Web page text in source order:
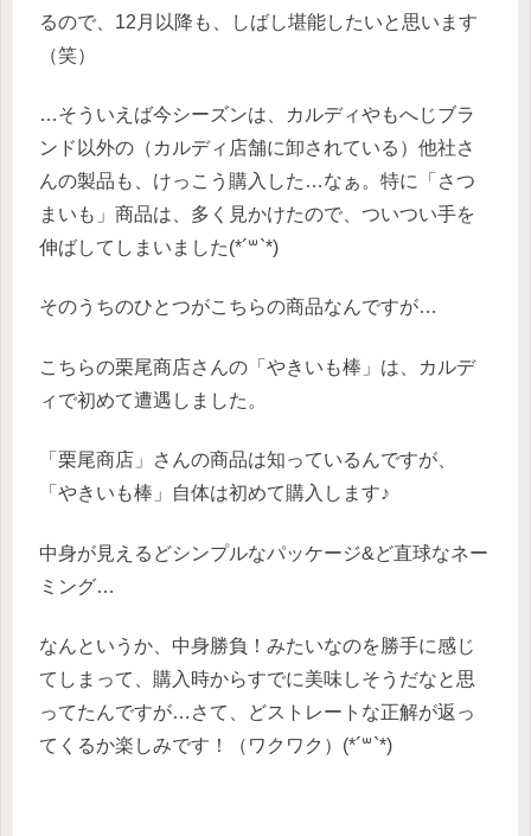
るので、12月以降も、しばし堪能したいと思います
（笑）
…そういえば今シーズンは、カルディやもへじブラ
ンド以外の（カルディ店舗に卸されている）他社さ
んの製品も、けっこう購入した…なぁ。特に「さつ
まいも」商品は、多く見かけたので、ついつい手を
伸ばしてしまいました(*´꒳`*)
そのうちのひとつがこちらの商品なんですが…
こちらの栗尾商店さんの「やきいも棒」は、カルデ
ィで初めて遭遇しました。
「栗尾商店」さんの商品は知っているんですが、
「やきいも棒」自体は初めて購入します♪
中身が見えるどシンプルなパッケージ&ど直球なネー
ミング…
なんというか、中身勝負！みたいなのを勝手に感じ
てしまって、購入時からすでに美味しそうだなと思
ってたんですが…さて、どストレートな正解が返っ
てくるか楽しみです！（ワクワク）(*´꒳`*)